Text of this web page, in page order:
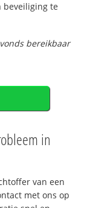
beveiliging te
bereikbaar
in
van een
met ons op